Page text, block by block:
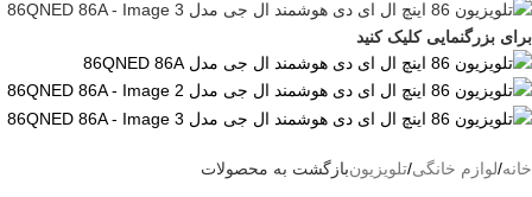
برای بزرگنمایی کلیک کنید
خانه/لوازم خانگی/تلویزیونبازگشت به محصولات